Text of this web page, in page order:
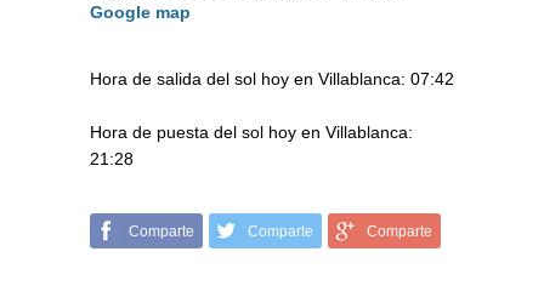
Google map
Hora de salida del sol hoy en Villablanca: 07:42
Hora de puesta del sol hoy en Villablanca:
21:28
Comparte Comparte Comparte